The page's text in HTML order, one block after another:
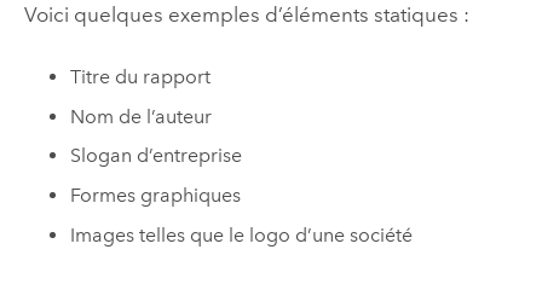
Voici quelques exemples d’éléments statiques :
Titre du rapport
Nom de l’auteur
Slogan d’entreprise
Formes graphiques
Images telles que le logo d’une société